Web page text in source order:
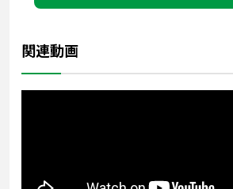
関連動画